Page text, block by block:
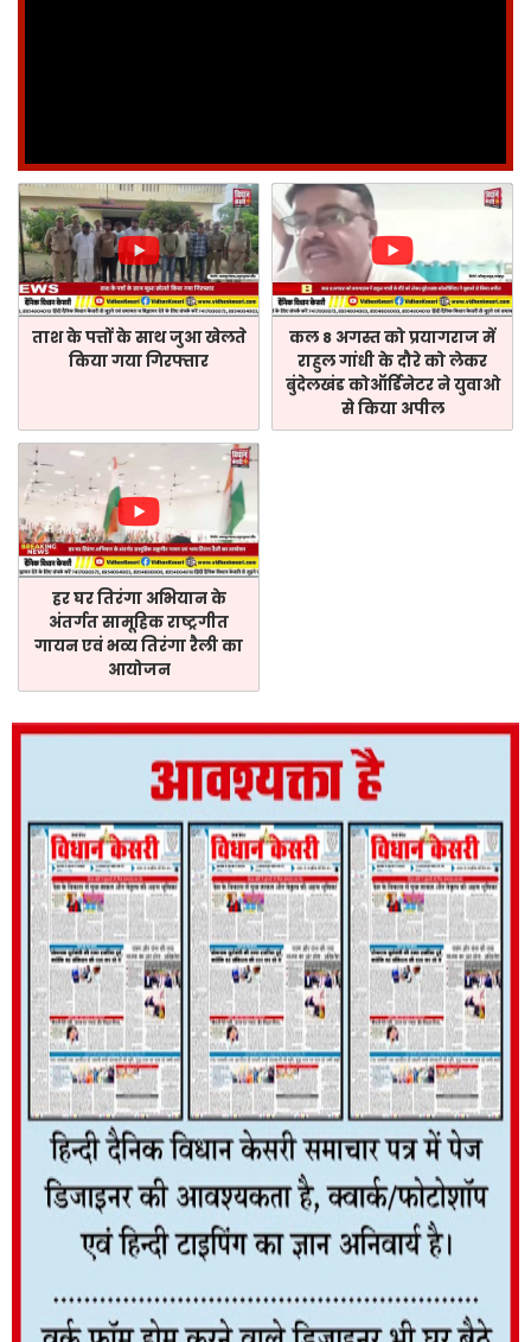
ताश के पत्तों के साथ जुआ खेलते
किया गया गिरफ्तार
कल 8 अगस्त को प्रयागराज में
राहुल गांधी के दौरे को लेकर
बुंदेलखंड कोऑर्डिनेटर ने युवाओ
से किया अपील
हर घर तिरंगा अभियान के
अंतर्गत सामूहिक राष्ट्रगीत
गायन एवं भव्य तिरंगा रैली का
आयोजन